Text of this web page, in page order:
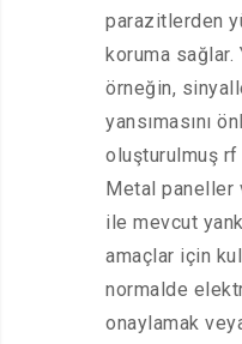
parazitlerden
koruma sağlar.
örneğin,
yansımasını
oluşturulmuş rf
Metal paneller
ile mevcut
amaçlar için
normalde
onaylamak